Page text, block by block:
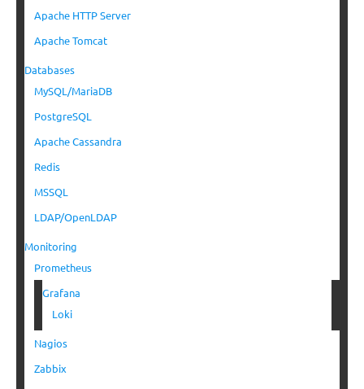
Apache HTTP Server
Apache Tomcat
Databases
MySQL/MariaDB
PostgreSQL
Apache Cassandra
Redis
MSSQL
LDAP/OpenLDAP
Monitoring
Prometheus
Grafana
Loki
Nagios
Zabbix